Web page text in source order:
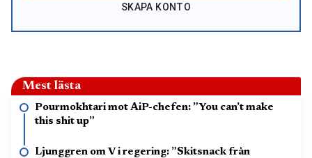
SKAPA KONTO
Mest lästa
Pourmokhtari mot AiP-chefen: ”You can’t make
this shit up”
Ljunggren om V i regering: ”Skitsnack från